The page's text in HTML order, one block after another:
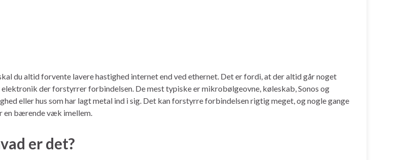
du altid forvente lavere hastighed internet end ved ethernet. Det er fordi, at der altid går noget
der forstyrrer forbindelsen. De mest typiske er mikrobølgeovne, køleskab, Sonos og
eller hus som har lagt metal ind i sig. Det kan forstyrre forbindelsen rigtig meget, og nogle gange
en bærende væk imellem.
er det?